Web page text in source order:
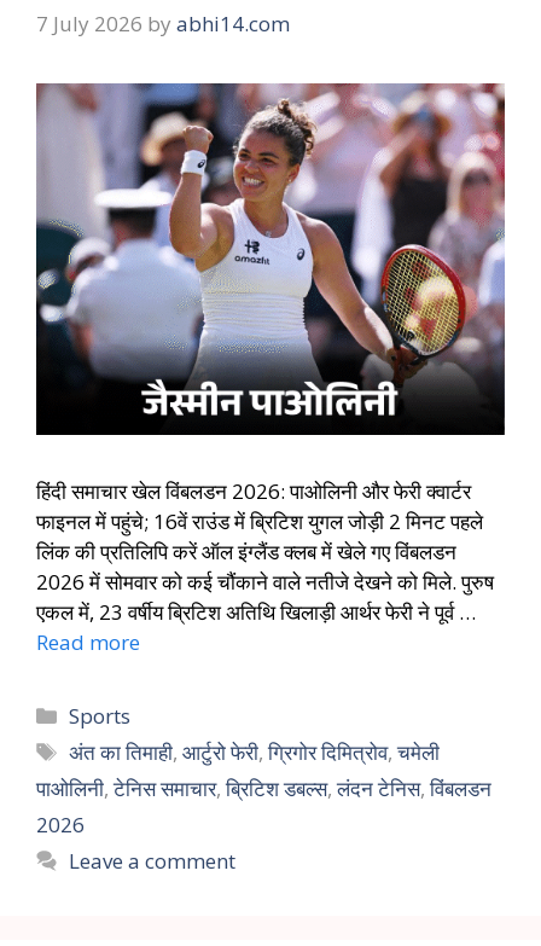
7 July 2026 by abhi14.com
हिंदी समाचार खेल विंबलडन 2026: पाओलिनी और फेरी क्वार्टर
फाइनल में पहुंचे; 16वें राउंड में ब्रिटिश युगल जोड़ी 2 मिनट पहले
लिंक की प्रतिलिपि करें ऑल इंग्लैंड क्लब में खेले गए विंबलडन
2026 में सोमवार को कई चौंकाने वाले नतीजे देखने को मिले. पुरुष
एकल में, 23 वर्षीय ब्रिटिश अतिथि खिलाड़ी आर्थर फेरी ने पूर्व …
Read more
Sports
अंत का तिमाही,आर्टुरो फेरी,ग्रिगोर दिमित्रोव,चमेली
पाओलिनी,टेनिस समाचार,ब्रिटिश डबल्स,लंदन टेनिस,विंबलडन
2026
Leave a comment